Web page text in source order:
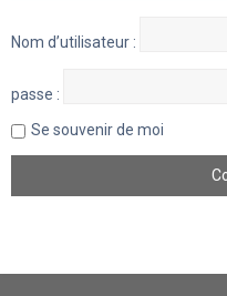
Nom d’utilisateur :
passe :
Se souvenir de moi